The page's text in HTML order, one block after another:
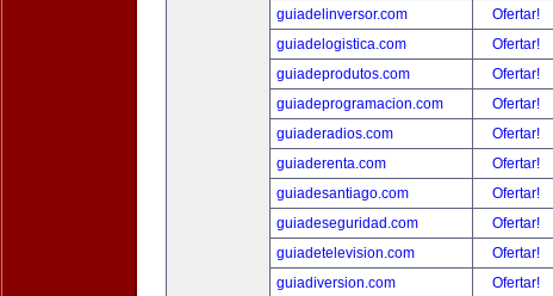
guiadelinversor.com
Ofertar!
guiadelogistica.com
Ofertar!
guiadeprodutos.com
Ofertar!
guiadeprogramacion.com
Ofertar!
guiaderadios.com
Ofertar!
guiaderenta.com
Ofertar!
guiadesantiago.com
Ofertar!
guiadeseguridad.com
Ofertar!
guiadetelevision.com
Ofertar!
guiadiversion.com
Ofertar!